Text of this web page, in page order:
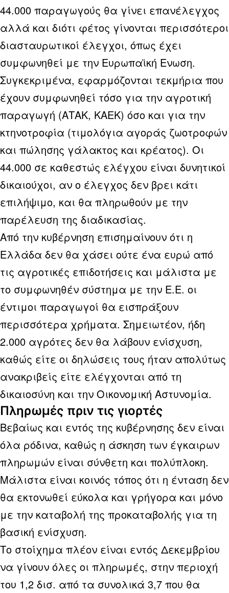
44.000 παραγωγούς θα γίνει επανέλεγχος
αλλά και διότι φέτος γίνονται περισσότεροι
διασταυρωτικοί έλεγχοι, όπως έχει
συμφωνηθεί με την Ευρωπαϊκή Ενωση.
Συγκεκριμένα, εφαρμόζονται τεκμήρια που
έχουν συμφωνηθεί τόσο για την αγροτική
παραγωγή (ΑΤΑΚ, ΚΑΕΚ) όσο και για την
κτηνοτροφία (τιμολόγια αγοράς ζωοτροφών
και πώλησης γάλακτος και κρέατος). Οι
44.000 σε καθεστώς ελέγχου είναι δυνητικοί
δικαιούχοι, αν ο έλεγχος δεν βρει κάτι
επιλήψιμο, και θα πληρωθούν με την
παρέλευση της διαδικασίας.
Από την κυβέρνηση επισημαίνουν ότι η
Ελλάδα δεν θα χάσει ούτε ένα ευρώ από
τις αγροτικές επιδοτήσεις και μάλιστα με
το συμφωνηθέν σύστημα με την Ε.Ε. οι
έντιμοι παραγωγοί θα εισπράξουν
περισσότερα χρήματα. Σημειωτέον, ήδη
2.000 αγρότες δεν θα λάβουν ενίσχυση,
καθώς είτε οι δηλώσεις τους ήταν απολύτως
ανακριβείς είτε ελέγχονται από τη
δικαιοσύνη και την Οικονομική Αστυνομία.
Πληρωμές πριν τις γιορτές
Βεβαίως και εντός της κυβέρνησης δεν είναι
όλα ρόδινα, καθώς η άσκηση των έγκαιρων
πληρωμών είναι σύνθετη και πολύπλοκη.
Μάλιστα είναι κοινός τόπος ότι η ένταση δεν
θα εκτονωθεί εύκολα και γρήγορα και μόνο
με την καταβολή της προκαταβολής για τη
βασική ενίσχυση.
Το στοίχημα πλέον είναι εντός Δεκεμβρίου
να γίνουν όλες οι πληρωμές, στην περιοχή
του 1,2 δισ. από τα συνολικά 3,7 που θα